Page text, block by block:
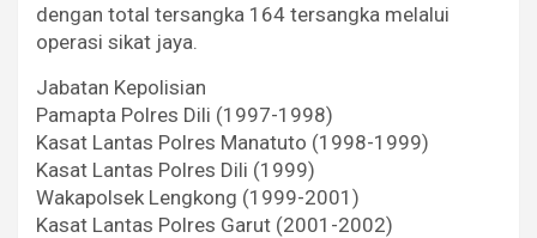
dengan total tersangka 164 tersangka melalui
operasi sikat jaya.
Jabatan Kepolisian
Pamapta Polres Dili (1997-1998)
Kasat Lantas Polres Manatuto (1998-1999)
Kasat Lantas Polres Dili (1999)
Wakapolsek Lengkong (1999-2001)
Kasat Lantas Polres Garut (2001-2002)